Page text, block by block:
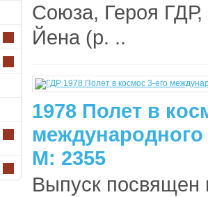
Союза, Героя ГДР,
Йена (р. ..
1978 Полет в
М: 2355
Выпуск посвящен